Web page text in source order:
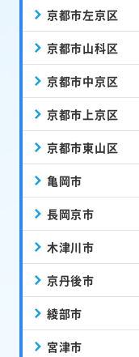
京都市左京区
京都市山科区
京都市中京区
京都市上京区
京都市東山区
亀岡市
長岡京市
木津川市
京丹後市
綾部市
宮津市